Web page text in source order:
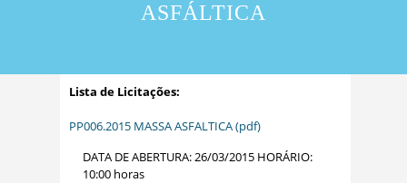
ASFÁLTICA
Lista de Licitações:
PP006.2015 MASSA ASFALTICA (pdf)
DATA DE ABERTURA: 26/03/2015 HORÁRIO:
10:00 horas